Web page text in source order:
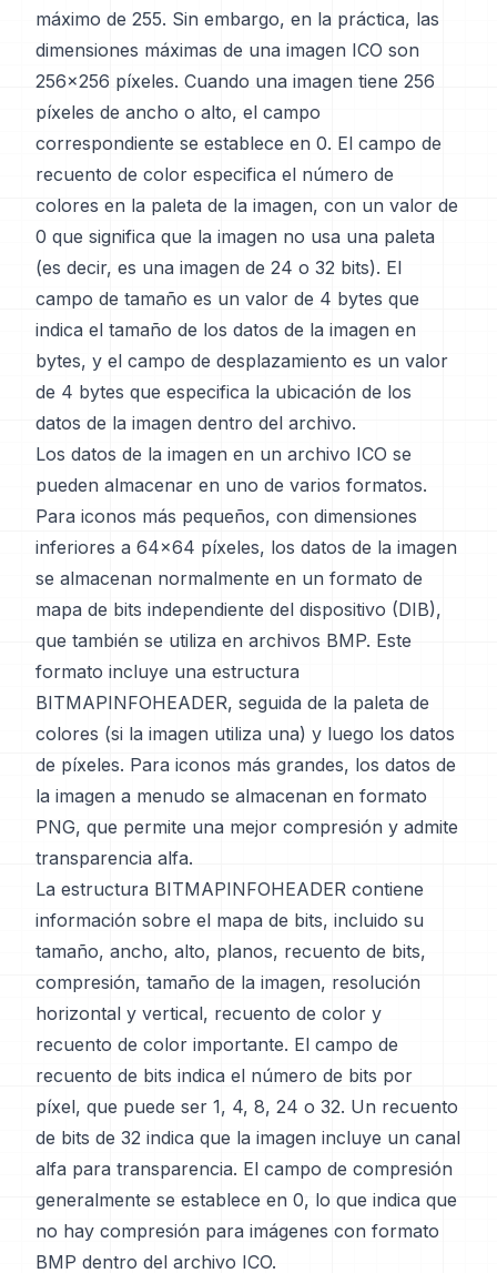
máximo de 255. Sin embargo, en la práctica, las
dimensiones máximas de una imagen ICO son
256x256 píxeles. Cuando una imagen tiene 256
píxeles de ancho o alto, el campo
correspondiente se establece en 0. El campo de
recuento de color especifica el número de
colores en la paleta de la imagen, con un valor de
0 que significa que la imagen no usa una paleta
(es decir, es una imagen de 24 o 32 bits). El
campo de tamaño es un valor de 4 bytes que
indica el tamaño de los datos de la imagen en
bytes, y el campo de desplazamiento es un valor
de 4 bytes que especifica la ubicación de los
datos de la imagen dentro del archivo.
Los datos de la imagen en un archivo ICO se
pueden almacenar en uno de varios formatos.
Para iconos más pequeños, con dimensiones
inferiores a 64x64 píxeles, los datos de la imagen
se almacenan normalmente en un formato de
mapa de bits independiente del dispositivo (DIB),
que también se utiliza en archivos BMP. Este
formato incluye una estructura
BITMAPINFOHEADER, seguida de la paleta de
colores (si la imagen utiliza una) y luego los datos
de píxeles. Para iconos más grandes, los datos de
la imagen a menudo se almacenan en formato
PNG, que permite una mejor compresión y admite
transparencia alfa.
La estructura BITMAPINFOHEADER contiene
información sobre el mapa de bits, incluido su
tamaño, ancho, alto, planos, recuento de bits,
compresión, tamaño de la imagen, resolución
horizontal y vertical, recuento de color y
recuento de color importante. El campo de
recuento de bits indica el número de bits por
píxel, que puede ser 1, 4, 8, 24 o 32. Un recuento
de bits de 32 indica que la imagen incluye un canal
alfa para transparencia. El campo de compresión
generalmente se establece en 0, lo que indica que
no hay compresión para imágenes con formato
BMP dentro del archivo ICO.